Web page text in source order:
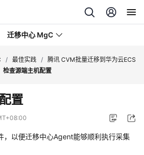
迁移中心 MgC
/ 最佳实践 / 腾讯 CVM批量迁移到华为云ECS
检查源端主机配置
置
，以便迁移中心Agent能够顺利执行采集